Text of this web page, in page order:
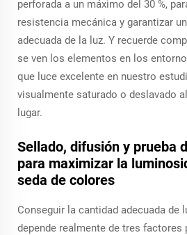
perforada a un máximo del 30 %,
resistencia mecánica y garantizar
adecuada de la luz. Y recuerde
se ven los elementos en los
que luce excelente en nuestro
visualmente saturado o deslavado
lugar.
Sellado, difusión y prueba
para maximizar la
seda de colores
Conseguir la cantidad adecuada de
depende realmente de tres factores